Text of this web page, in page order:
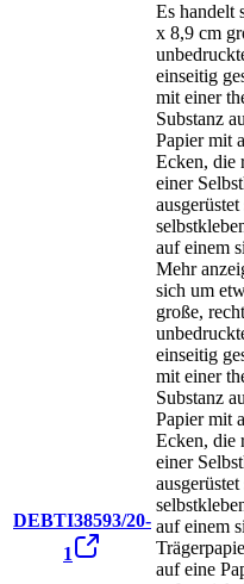
DEBTI38593/20-
1
Es handelt
x 8,9 cm
einseitig
mit einer
Substanz
Papier mit
Ecken, die
einer
auf einem
Mehr
sich um
große,
einseitig
mit einer
Substanz
Papier mit
Ecken, die
einer
auf einem
auf eine